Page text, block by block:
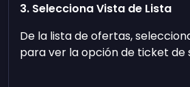
3. Selecciona Vista de Lista
De la lista de ofertas,
para ver la opción de ticket de